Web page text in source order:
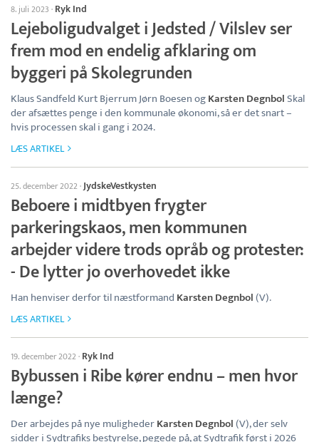
8. juli 2023 · Ryk Ind
Lejeboligudvalget i Jedsted / Vilslev ser
frem mod en endelig afklaring om
byggeri på Skolegrunden
Klaus Sandfeld Kurt Bjerrum Jørn Boesen ogKarsten DegnbolSkal
der afsættes penge i den kommunale økonomi, så er det snart –
hvis processen skal i gang i 2024.
LÆS ARTIKEL
25. december 2022·JydskeVestkysten
Beboere i midtbyen frygter
parkeringskaos, men kommunen
arbejder videre trods opråb og protester:
- De lytter jo overhovedet ikke
Han henviser derfor til næstformand Karsten Degnbol(V).
LÆS ARTIKEL
19. december 2022· Ryk Ind
Bybussen i Ribe kører endnu – men hvor
længe?
Der arbejdes på nye mulighederKarsten Degnbol(V), der selv
sidder i Sydtrafiks bestyrelse, pegede på, at Sydtrafik først i 2026